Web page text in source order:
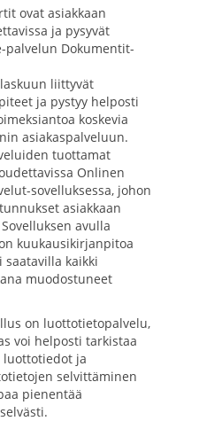
ovat asiakkaan
ja pysyvät
palvelun Dokumentit-
liittyvät
ja pystyy helposti
koskevia
asiakaspalveluun.
tuottamat
Onlinen
sovelluksessa, johon
asiakkaan
avulla
kuukausikirjanpitoa
kaikki
muodostuneet
on luottotietopalvelu,
voi helposti tarkistaa
luottotiedot ja
selvittäminen
pienentää